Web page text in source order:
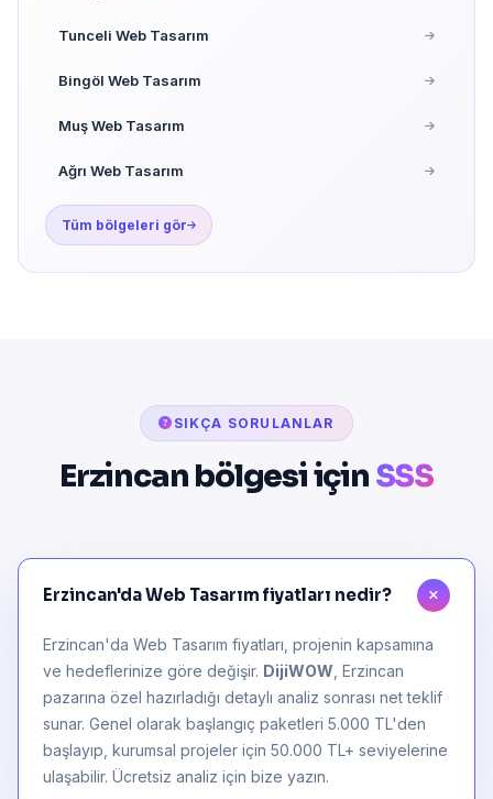
Tunceli Web Tasarım
Bingöl Web Tasarım
Muş Web Tasarım
Ağrı Web Tasarım
Tüm bölgeleri gör
SIKÇA SORULANLAR
Erzincan bölgesi için SSS
Erzincan'da Web Tasarım fiyatları nedir?
Erzincan'da Web Tasarım fiyatları, projenin kapsamına
ve hedeflerinize göre değişir. DijiWOW , Erzincan
pazarına özel hazırladığı detaylı analiz sonrası net teklif
sunar. Genel olarak başlangıç paketleri 5.000 TL'den
başlayıp, kurumsal projeler için 50.000 TL+ seviyelerine
ulaşabilir. Ücretsiz analiz için bize yazın.